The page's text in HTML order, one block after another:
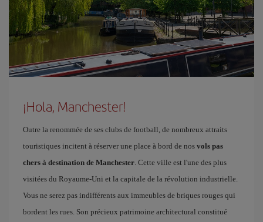
¡Hola, Manchester!
Outre la renommée de ses clubs de football, de nombreux attraits
touristiques incitent à réserver une place à bord de nos vols pas
chers à destination de Manchester. Cette ville est l'une des plus
visitées du Royaume-Uni et la capitale de la révolution industrielle.
Vous ne serez pas indifférents aux immeubles de briques rouges qui
bordent les rues. Son précieux patrimoine architectural constitué